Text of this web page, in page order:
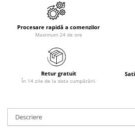
Procesare rapidă a comenzilor
Maximum 24 de ore
Retur gratuit
În 14 zile de la data cumpărării
Descriere